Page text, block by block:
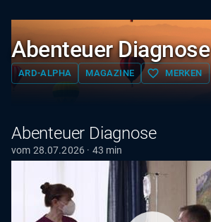
Abenteuer Diagnose
ARD-ALPHA MAGAZINE favorite_border MERKEN
Abenteuer Diagnose
vom 28.07.2026 · 43 min